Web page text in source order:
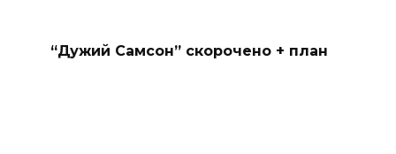
“Дужий Самсон” скорочено + план